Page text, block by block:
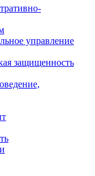
управление
защищенность